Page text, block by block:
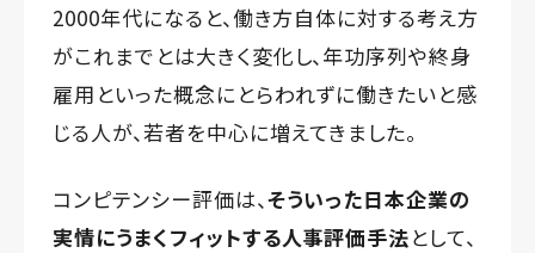
2000年代になると、働き方自体に対する考え方
がこれまでとは大きく変化し、年功序列や終身
雇用といった概念にとらわれずに働きたいと感
じる人が、若者を中心に増えてきました。
コンピテンシー評価は、そういった日本企業の
実情にうまくフィットする人事評価手法として、